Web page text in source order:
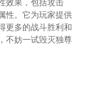
效果，包括攻击
性。它为玩家提供
更多的战斗胜利和
不妨一试毁灭独尊